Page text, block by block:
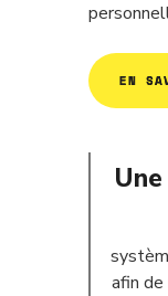
EN
afin de